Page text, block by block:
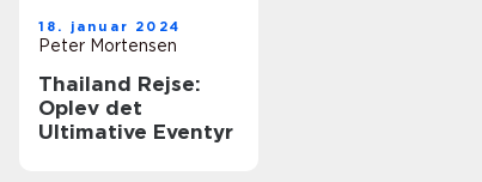
18. januar 2024
Peter Mortensen
Thailand Rejse:
Oplev det
Ultimative Eventyr